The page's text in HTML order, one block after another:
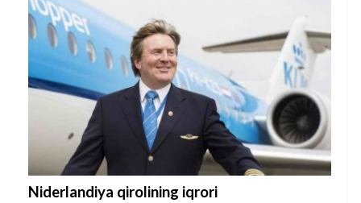
Niderlandiya qirolining iqrori